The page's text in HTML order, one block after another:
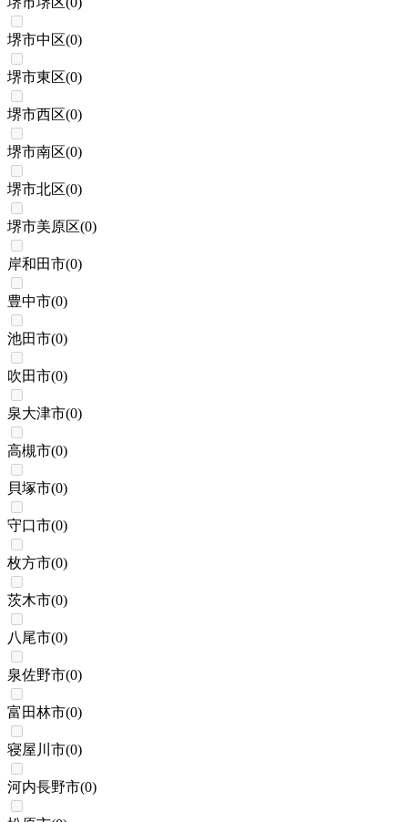
堺市中区(0)
堺市東区(0)
堺市西区(0)
堺市南区(0)
堺市北区(0)
堺市美原区(0)
岸和田市(0)
豊中市(0)
池田市(0)
吹田市(0)
泉大津市(0)
高槻市(0)
貝塚市(0)
守口市(0)
枚方市(0)
茨木市(0)
八尾市(0)
泉佐野市(0)
富田林市(0)
寝屋川市(0)
河内長野市(0)